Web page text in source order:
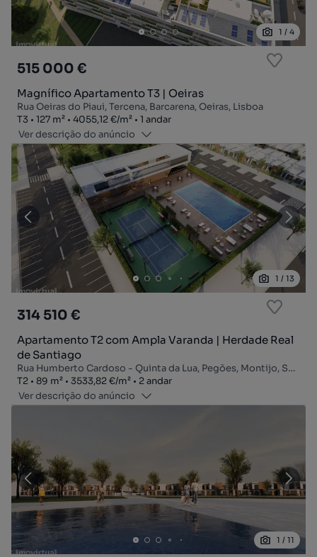
1 / 4
515 000 €
Magnífico Apartamento T3 | Oeiras
Rua Oeiras do Piaui, Tercena, Barcarena, Oeiras, Lisboa
Tipologia
T3
Zona127 m²
Preço por metro quadrado
4055,12 €/m²
Andar
1 andar
Ver descrição do anúncio
1 / 13
314 510 €
Apartamento T2 com Ampla Varanda | Herdade Real
de Santiago
Rua Humberto Cardoso - Quinta da Lua, Pegões, Montijo, Setúbal
Tipologia
T2
Zona89 m²
Preço por metro quadrado
3533,82 €/m²
Andar
2 andar
Ver descrição do anúncio
1 / 11